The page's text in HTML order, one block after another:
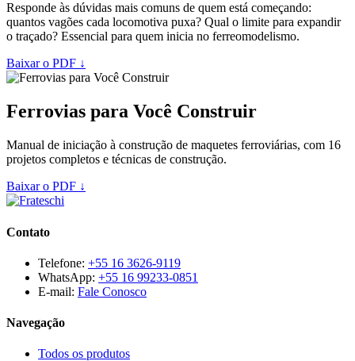
Responde às dúvidas mais comuns de quem está começando:
quantos vagões cada locomotiva puxa? Qual o limite para expandir
o traçado? Essencial para quem inicia no ferreomodelismo.
Baixar o PDF ↓
Ferrovias para Você Construir
Manual de iniciação à construção de maquetes ferroviárias, com 16
projetos completos e técnicas de construção.
Baixar o PDF ↓
Contato
Telefone: +55 16 3626-9119
WhatsApp: +55 16 99233-0851
E-mail: Fale Conosco
Navegação
Todos os produtos